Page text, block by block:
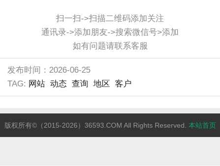
扫一扫->扫描二维码添加关注
通讯录->添加朋友->搜索微信号>添加
如有问题请联系客服
发布时间：2026-06-25
TAG: 网站 动态 查询 地区 客户
版权所有©（2015-2026）36593.COM All Rights Reserved. 本站首页